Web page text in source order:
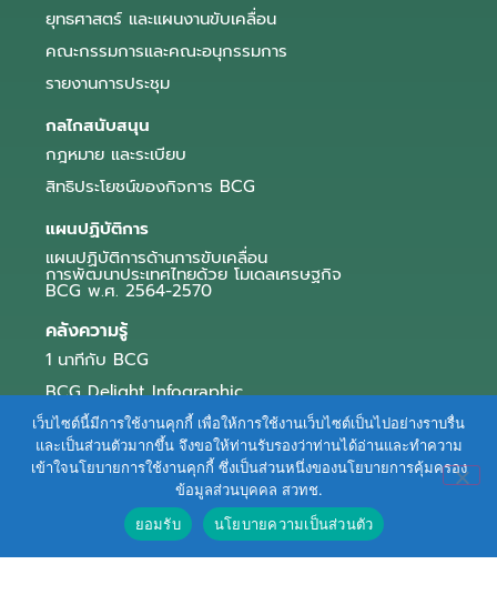
ยุทธศาสตร์ และแผนงานขับเคลื่อน
คณะกรรมการและคณะอนุกรรมการ
รายงานการประชุม
กลไกสนับสนุน
กฎหมาย และระเบียบ
สิทธิประโยชน์ของกิจการ BCG
แผนปฏิบัติการ
แผนปฏิบัติการด้านการขับเคลื่อน
การพัฒนาประเทศไทยด้วย โมเดลเศรษฐกิจ
BCG พ.ศ. 2564-2570
คลังความรู้
1 นาทีกับ BCG
BCG Delight Infographic
สื่อประชาสัมพันธ์
e-Book Series
ตัวอย่างธุรกิจ BCG
ข่าวและบทความ
เว็บไซต์นี้มีการใช้งานคุกกี้ เพื่อให้การใช้งานเว็บไซต์เป็นไปอย่างราบรื่น
และเป็นส่วนตัวมากขึ้น จึงขอให้ท่านรับรองว่าท่านได้อ่านและทำความ
เข้าใจนโยบายการใช้งานคุกกี้ ซึ่งเป็นส่วนหนึ่งของนโยบายการคุ้มครอง
ข้อมูลส่วนบุคคล สวทช.
ยอมรับ
นโยบายความเป็นส่วนตัว